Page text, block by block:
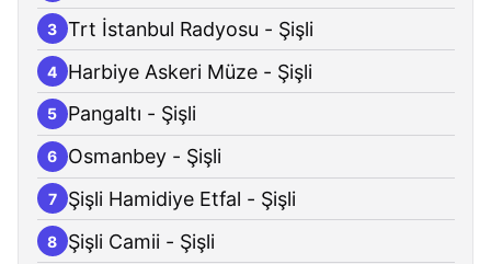
3 Trt İstanbul Radyosu - Şişli
4 Harbiye Askeri Müze - Şişli
5 Pangaltı - Şişli
6 Osmanbey - Şişli
7 Şişli Hamidiye Etfal - Şişli
8 Şişli Camii - Şişli